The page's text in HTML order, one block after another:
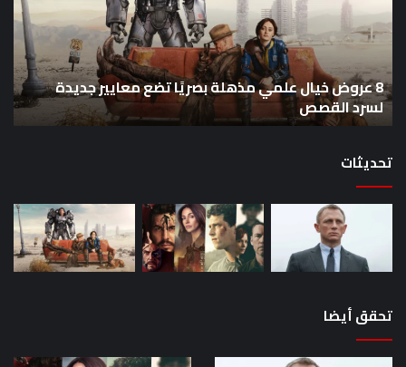
مذهلة
بصريًا
تضع
معايير
جديدة
لسرد
القصص
8 عروض خيال علمي مذهلة بصريًا تضع معايير جديدة
لسرد القصص
تحديثات
تحقق أيضا